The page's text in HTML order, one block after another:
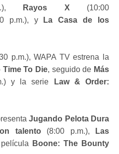
Rayos X (10:00
p.m.), y
La Casa de los
p.m.), WAPA TV estrena la
To Die, seguido de Más
y la serie
Law & Order:
Jugando Pelota Dura
talento(8:00 p.m.),
Las
Boone: The Bounty